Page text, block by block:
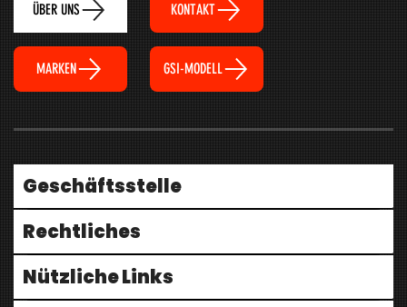
ÜBER UNS KONTAKT
MARKEN GSI-MODELL
Geschäftsstelle
Rechtliches
Nützliche Links